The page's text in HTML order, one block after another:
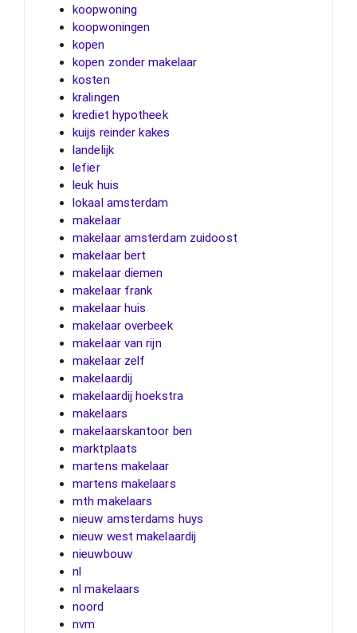
koopwoning
koopwoningen
kopen
kopen zonder makelaar
kosten
kralingen
krediet hypotheek
kuijs reinder kakes
landelijk
lefier
leuk huis
lokaal amsterdam
makelaar
makelaar amsterdam zuidoost
makelaar bert
makelaar diemen
makelaar frank
makelaar huis
makelaar overbeek
makelaar van rijn
makelaar zelf
makelaardij
makelaardij hoekstra
makelaars
makelaarskantoor ben
marktplaats
martens makelaar
martens makelaars
mth makelaars
nieuw amsterdams huys
nieuw west makelaardij
nieuwbouw
nl
nl makelaars
noord
nvm